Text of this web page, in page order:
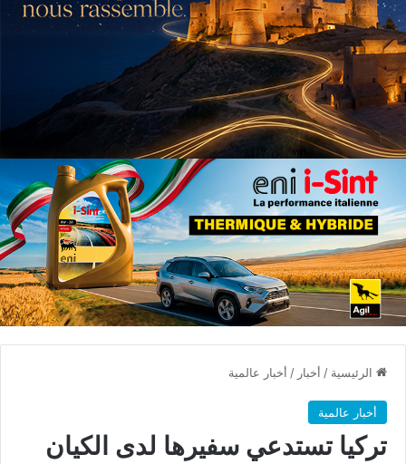
الرئيسية / أخبار / أخبار عالمية
أخبار عالمية
تركيا تستدعي سفيرها لدى الكيان